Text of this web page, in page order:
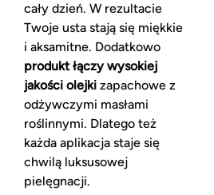
cały dzień. W rezultacie
Twoje usta stają się miękkie
i aksamitne. Dodatkowo
produkt łączy wysokiej
jakości olejki zapachowe z
odżywczymi masłami
roślinnymi. Dlatego też
każda aplikacja staje się
chwilą luksusowej
pielęgnacji.